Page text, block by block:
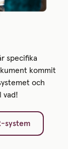
specifika
kommit
och
vad!
system